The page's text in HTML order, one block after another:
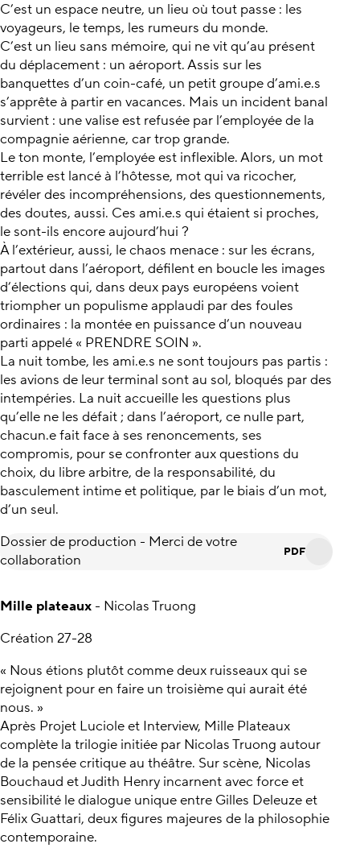
C’est un espace neutre, un lieu où tout passe : les
voyageurs, le temps, les rumeurs du monde.
C’est un lieu sans mémoire, qui ne vit qu’au présent
du déplacement : un aéroport. Assis sur les
banquettes d’un coin-café, un petit groupe d’ami.e.s
s’apprête à partir en vacances. Mais un incident banal
survient : une valise est refusée par l’employée de la
compagnie aérienne, car trop grande.
Le ton monte, l’employée est inflexible. Alors, un mot
terrible est lancé à l’hôtesse, mot qui va ricocher,
révéler des incompréhensions, des questionnements,
des doutes, aussi. Ces ami.e.s qui étaient si proches,
le sont-ils encore aujourd’hui ?
À l’extérieur, aussi, le chaos menace : sur les écrans,
partout dans l’aéroport, défilent en boucle les images
d’élections qui, dans deux pays européens voient
triompher un populisme applaudi par des foules
ordinaires : la montée en puissance d’un nouveau
parti appelé « PRENDRE SOIN ».
La nuit tombe, les ami.e.s ne sont toujours pas partis :
les avions de leur terminal sont au sol, bloqués par des
intempéries. La nuit accueille les questions plus
qu’elle ne les défait ; dans l’aéroport, ce nulle part,
chacun.e fait face à ses renoncements, ses
compromis, pour se confronter aux questions du
choix, du libre arbitre, de la responsabilité, du
basculement intime et politique, par le biais d’un mot,
d’un seul.
Dossier de production - Merci de votre
collaboration
PDF
Mille plateaux - Nicolas Truong
Création 27-28
« Nous étions plutôt comme deux ruisseaux qui se
rejoignent pour en faire un troisième qui aurait été
nous. »
Après Projet Luciole et Interview, Mille Plateaux
complète la trilogie initiée par Nicolas Truong autour
de la pensée critique au théâtre. Sur scène, Nicolas
Bouchaud et Judith Henry incarnent avec force et
sensibilité le dialogue unique entre Gilles Deleuze et
Félix Guattari, deux figures majeures de la philosophie
contemporaine.